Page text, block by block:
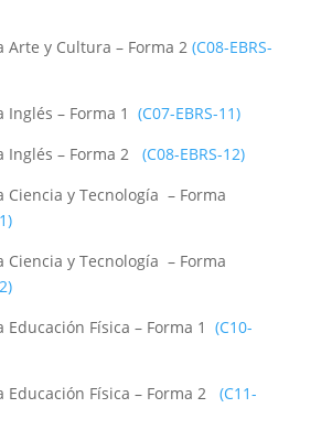
Arte y Cultura – Forma 2 (C08-EBRS-
Inglés – Forma 1 (C07-EBRS-11)
Inglés – Forma 2 (C08-EBRS-12)
Ciencia y Tecnología – Forma
Ciencia y Tecnología – Forma
Educación Física – Forma 1 (C10-
Educación Física – Forma 2 (C11-